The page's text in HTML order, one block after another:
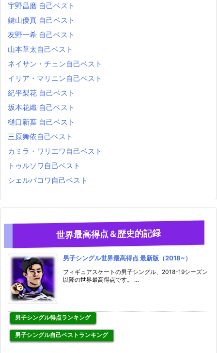
宇野昌磨 自己ベスト
鍵山優真 自己ベスト
友野一希 自己ベスト
山本草太自己ベスト
ネイサン・チェン自己ベスト
イリア・マリニン自己ベスト
紀平梨花 自己ベスト
坂本花織 自己ベスト
樋口新葉 自己ベスト
三原舞依自己ベスト
カミラ・ワリエワ自己ベスト
トゥルソワ自己ベスト
シェルバコワ自己ベスト
世界最高得点＆歴史的記録
男子シングル世界最高得点 最新版（2018~）
フィギュアスケートの男子シングル、2018-19シーズン
以降の世界最高得点です。 …
男子シングル得点ランキング
男子シングル自己ベストランキング